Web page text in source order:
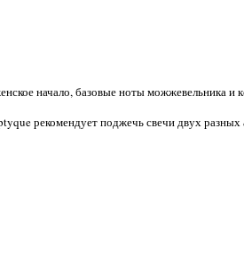
начало, базовые ноты можжевельника и
рекомендует поджечь свечи двух разных